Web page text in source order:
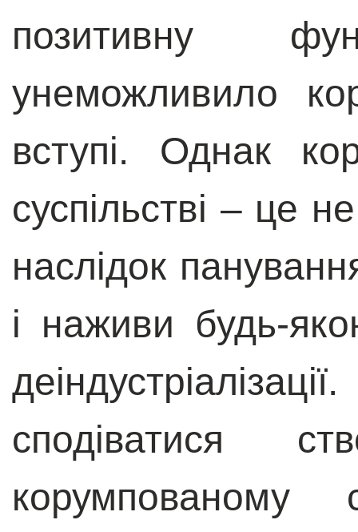
позитивну
унеможливило
вступі. Однак
суспільстві – це
наслідок
і наживи будь-
сподіватися
корумпованому